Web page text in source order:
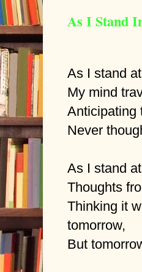
As I Stand
As I stand
My mind
Anticipating
Never
As I stand
Thoughts
Thinking it
tomorrow,
But